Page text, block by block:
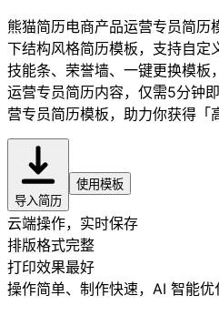
熊猫简历电商产品运营专员简
下结构风格简历模板，支持自定
技能条、荣誉墙、一键更换模板
运营专员简历内容，仅需5分钟
营专员简历模板，助力你获得「
导入简历
使用模板
云端操作，实时保存
排版格式完整
打印效果最好
操作简单、制作快速，AI 智能优